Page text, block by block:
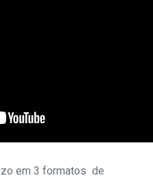
em 3 formatos de